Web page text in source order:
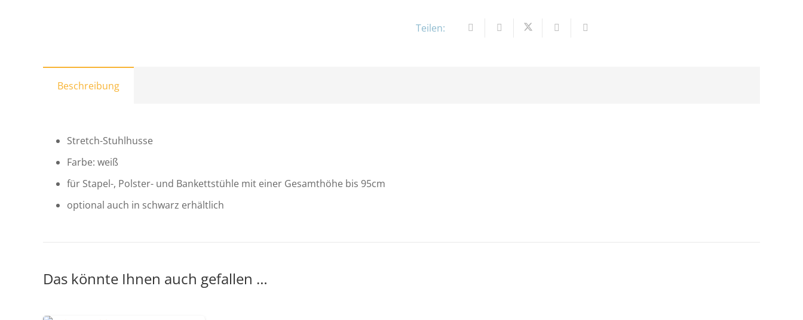
Teilen:
Beschreibung
Stretch-Stuhlhusse
Farbe: weiß
für Stapel-, Polster- und Bankettstühle mit einer Gesamthöhe bis 95cm
optional auch in schwarz erhältlich
Das könnte Ihnen auch gefallen …